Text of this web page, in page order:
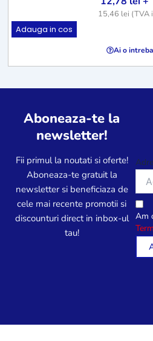
15,46 lei (TVA
Adauga in cos
Ai o
Aboneaza-te la
newsletter!
Fii primul la noutati si oferte!
Aboneaza-te gratuit la
newsletter si beneficiaza de
cele mai recente promotii si
discounturi direct in inbox-ul
tau!
Am